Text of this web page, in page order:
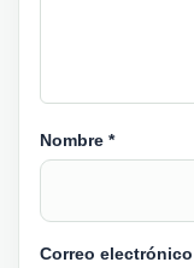
Nombre *
Correo electrónico